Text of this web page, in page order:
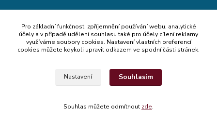
Telefon : +420 774 912 435
(Po-Pá, 9:00-17:00 hod.)
Email : info@nachytame.cz
© 2015 Nachytame.cz
Pro základní funkčnost, zpříjemnění používání webu, analytické
účely a v případě udělení souhlasu také pro účely cílení reklamy
využíváme soubory cookies. Nastavení vlastních preferencí
cookies můžete kdykoli upravit odkazem ve spodní části stránek.
Nastavení Souhlasím
Souhlas můžete odmítnout zde.